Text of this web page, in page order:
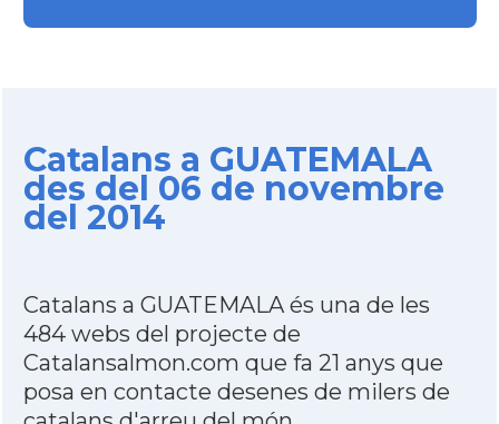
Catalans a GUATEMALA
des del 06 de novembre
del 2014
Catalans a GUATEMALA és una de les
484 webs del projecte de
Catalansalmon.com que fa 21 anys que
posa en contacte desenes de milers de